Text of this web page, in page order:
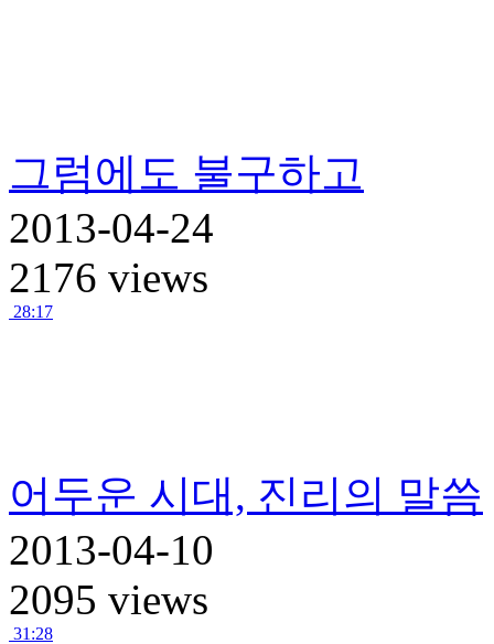
그럼에도 불구하고
2013-04-24
2176 views
28:17
어두운 시대, 진리의 말씀
2013-04-10
2095 views
31:28